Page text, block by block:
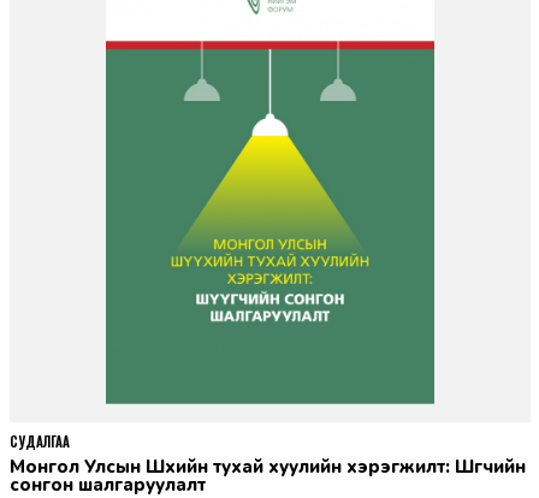
Монгол Улсын Шүүхийн тухай хуулийн хэрэгжилт: Шүүгчийн
сонгон шалгаруулалт
СУДАЛГАА